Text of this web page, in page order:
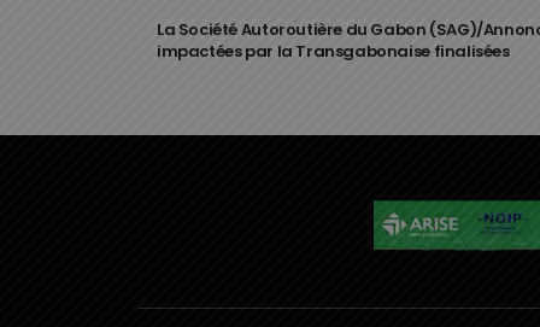
La Société Autoroutière du Gabon (SAG)/
impactées par la Transgabonaise finalisées